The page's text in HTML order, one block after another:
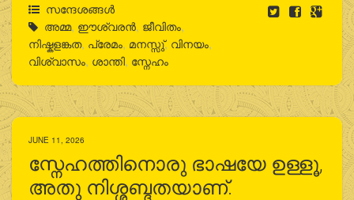
സന്ദേശങ്ങൾ
അമ്മ, ഈശ്വരന്‍, ജീവിതം,
നിഷ്കളങ്കത, പ്രേമം, മനസ്സു്, വിനയം,
വിശ്വാസം, ശാന്തി, സ്നേഹം
JUNE 11, 2026
സ്നേഹത്തിനൊരു ഭാഷയേ ഉള്ളൂ,
അതു നിശ്ശബ്ദതയാണ്.